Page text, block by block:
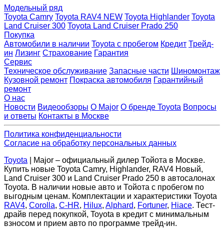
Модельный ряд
Toyota Camry Toyota RAV4 NEW Toyota Highlander Toyota
Land Cruiser 300 Toyota Land Cruiser Prado 250
Покупка
Автомобили в наличии Toyota с пробегом Кредит Трейд-
ин Лизинг Страхование Гарантия
Сервис
Техническое обслуживание Запасные части Шиномонтаж
Кузовной ремонт Покраска автомобиля Гарантийный
ремонт
О нас
Новости Видеообзоры О Major О бренде Toyota Вопросы
и ответы Контакты в Москве
Политика конфиденциальности
Согласие на обработку персональных данных
Toyota | Major – официальный дилер Тойота в Москве.
Купить новые Toyota Camry, Highlander, RAV4 Новый,
Land Cruiser 300 и Land Cruiser Prado 250 в автосалонах
Toyota. В наличии новые авто и Тойота с пробегом по
выгодным ценам. Комплектации и характеристики Toyota
RAV4, Corolla, C-HR, Hilux, Alphard, Fortuner, Hiace. Тест-
драйв перед покупкой, Toyota в кредит с минимальным
взносом и прием авто по программе трейд-ин.